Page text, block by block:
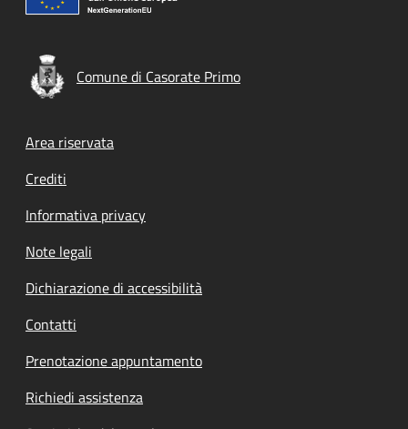
Comune di Casorate Primo
Footer menu
Area riservata
Crediti
Informativa privacy
Note legali
Dichiarazione di accessibilità
Contatti
Prenotazione appuntamento
Richiedi assistenza